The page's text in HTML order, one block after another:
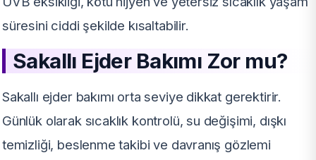
süresini ciddi şekilde kısaltabilir.
Sakallı Ejder Bakımı Zor mu?
Sakallı ejder bakımı orta seviye dikkat gerektirir.
Günlük olarak sıcaklık kontrolü, su değişimi, dışkı
temizliği, beslenme takibi ve davranış gözlemi